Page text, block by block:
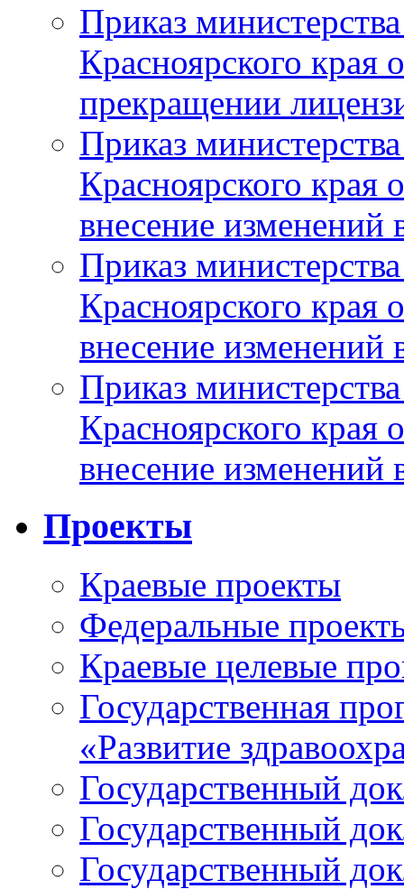
Приказ
Красноярского
прекращении
Приказ
Красноярского
внесение изменений
Приказ
Красноярского
внесение изменений
Приказ
Красноярского
внесение изменений
Проекты
Краевые проекты
Федеральные
Краевые целевые
Государственная
«Развитие
Государственный
Государственный
Государственный